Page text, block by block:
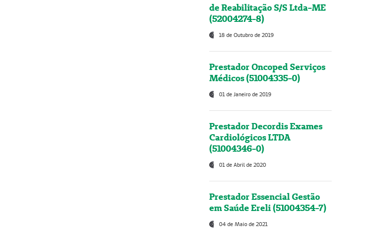
de Reabilitação S/S Ltda-ME
(52004274-8)
18 de Outubro de 2019
Prestador Oncoped Serviços
Médicos (51004335-0)
01 de Janeiro de 2019
Prestador Decordis Exames
Cardiológicos LTDA
(51004346-0)
01 de Abril de 2020
Prestador Essencial Gestão
em Saúde Ereli (51004354-7)
04 de Maio de 2021